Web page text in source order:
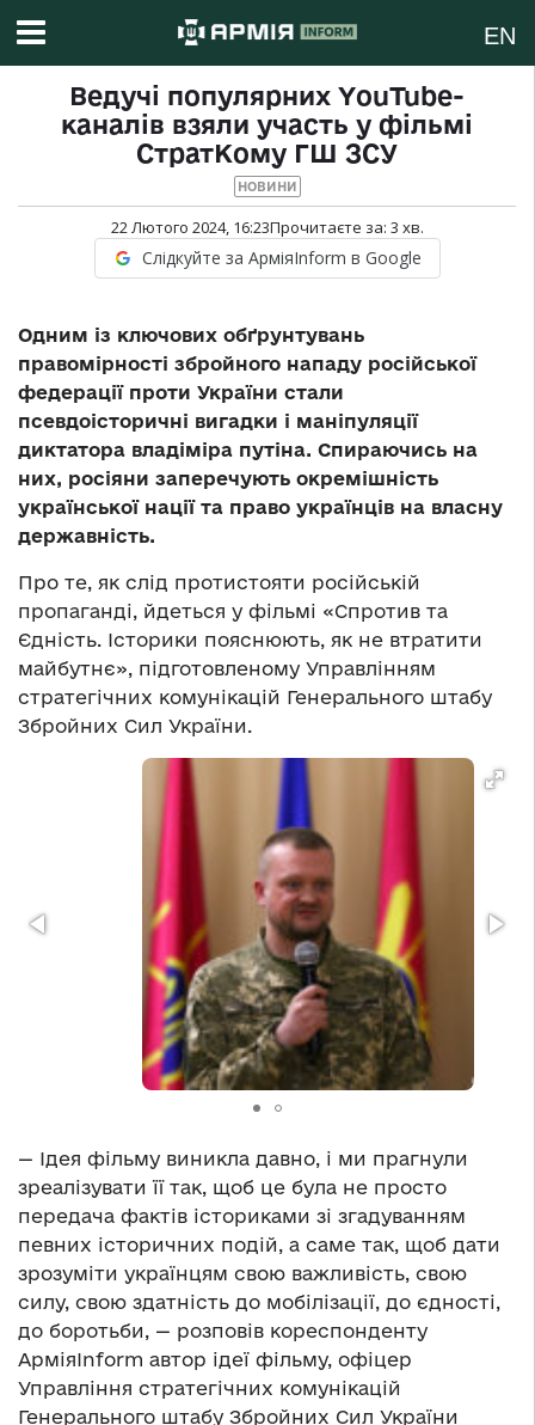
EN
Ведучі популярних YouTube-
каналів взяли участь у фільмі
СтратКому ГШ ЗСУ
НОВИНИ
22 Лютого 2024, 16:23Прочитаєте за: 3 хв.
Слідкуйте за АрміяInform в Google
Одним із ключових обґрунтувань
правомірності збройного нападу російської
федерації проти України стали
псевдоісторичні вигадки і маніпуляції
диктатора владіміра путіна. Спираючись на
них, росіяни заперечують окремішність
української нації та право українців на власну
державність.
Про те, як слід протистояти російській
пропаганді, йдеться у фільмі «Спротив та
Єдність. Історики пояснюють, як не втратити
майбутнє», підготовленому Управлінням
стратегічних комунікацій Генерального штабу
Збройних Сил України.
— Ідея фільму виникла давно, і ми прагнули
зреалізувати її так, щоб це була не просто
передача фактів істориками зі згадуванням
певних історичних подій, а саме так, щоб дати
зрозуміти українцям свою важливість, свою
силу, свою здатність до мобілізації, до єдності,
до боротьби, — розповів кореспонденту
АрміяInform автор ідеї фільму, офіцер
Управління стратегічних комунікацій
Генерального штабу Збройних Сил України